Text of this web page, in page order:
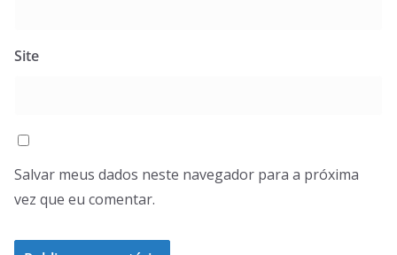
Site
Salvar meus dados neste navegador para a próxima
vez que eu comentar.